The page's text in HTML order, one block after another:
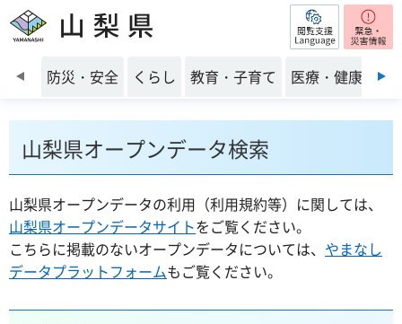
山梨県 閲覧支援
前のスライドを表示
防災・安全 くらし 教育・子育て 医療・健康・福
山梨県オープンデータ検索
山梨県オープンデータの利用（利用規約等）に関しては、
山梨県オープンデータサイトをご覧ください。
こちらに掲載のないオープンデータについては、 やまなし
データプラットフォームもご覧ください。